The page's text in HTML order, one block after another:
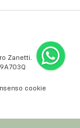
Zanetti.
cookie